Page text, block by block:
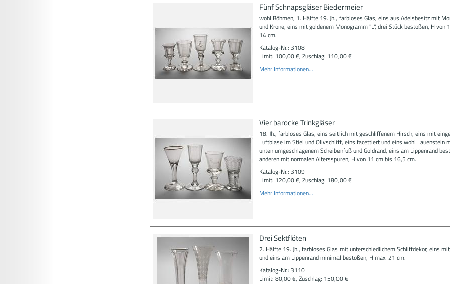
Fünf Schnapsgläser Biedermeier
wohl Böhmen, 1. Hälfte 19. Jh., farbloses Glas, eins aus Adelsbesitz mit
und Krone, eins mit goldenem Monogramm "L", drei Stück bestoßen, H von
14 cm.
Katalog-Nr.: 3108
Limit: 100,00 €, Zuschlag: 110,00 €
Mehr Informationen...
Vier barocke Trinkgläser
18. Jh., farbloses Glas, eins seitlich mit geschliffenem Hirsch, eins mit
Luftblase im Stiel und Olivschliff, eins facettiert und eins wohl Lauenstein
unten umgeschlagenem Scheibenfuß und Goldrand, eins am Lippenrand
anderen mit normalen Altersspuren, H von 11 cm bis 16,5 cm.
Katalog-Nr.: 3109
Limit: 120,00 €, Zuschlag: 180,00 €
Mehr Informationen...
Drei Sektflöten
2. Hälfte 19. Jh., farbloses Glas mit unterschiedlichem Schliffdekor, eins
und eins am Lippenrand minimal bestoßen, H max. 21 cm.
Katalog-Nr.: 3110
Limit: 80,00 €, Zuschlag: 150,00 €